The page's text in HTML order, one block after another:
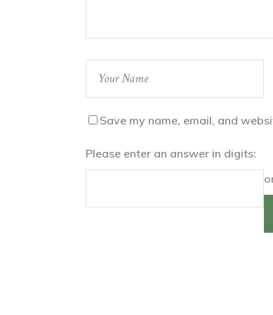
Save my name, email, and
Please enter an answer in digits: